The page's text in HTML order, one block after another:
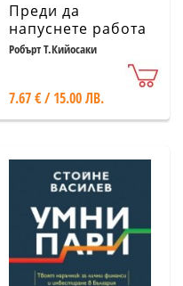
Преди да
напуснете работа
Робърт Т.Кийосаки
7.67 € / 15.00 ЛВ.